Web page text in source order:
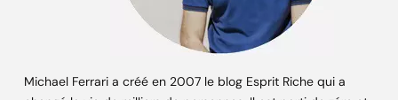
Michael Ferrari a créé en 2007 le blog Esprit Riche qui a